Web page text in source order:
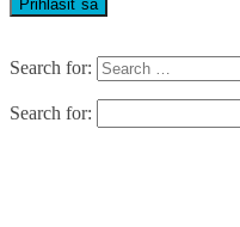
Search for:
Search for: